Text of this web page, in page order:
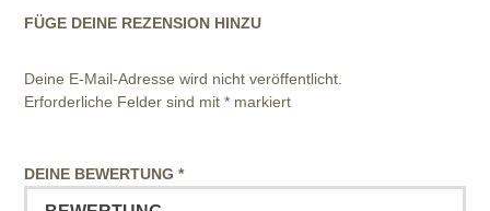
FÜGE DEINE REZENSION HINZU
Deine E-Mail-Adresse wird nicht veröffentlicht.
Erforderliche Felder sind mit* markiert
DEINE BEWERTUNG*